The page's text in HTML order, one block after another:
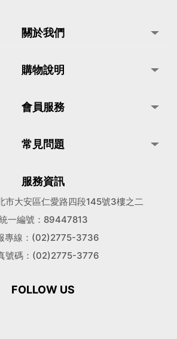
關於我們
購物說明
會員服務
常見問題
服務資訊
市大安區仁愛路四段145號3樓之二
一編號：89447813
專線：(02)2775-3736
號碼：(02)2775-3776
FOLLOW US